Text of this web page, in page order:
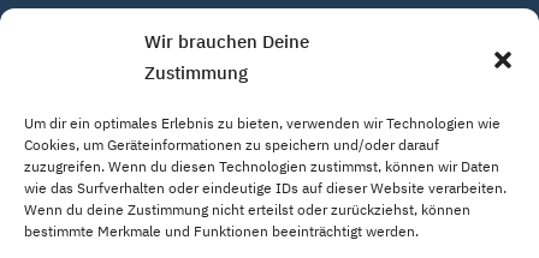
Wir brauchen Deine
Zustimmung
Um dir ein optimales Erlebnis zu bieten, verwenden wir Technologien wie
Cookies, um Geräteinformationen zu speichern und/oder darauf
zuzugreifen. Wenn du diesen Technologien zustimmst, können wir Daten
wie das Surfverhalten oder eindeutige IDs auf dieser Website verarbeiten.
Wenn du deine Zustimmung nicht erteilst oder zurückziehst, können
bestimmte Merkmale und Funktionen beeinträchtigt werden.
Projektmitarbeiter:
Niklas Hack
Datenschutzerklärung